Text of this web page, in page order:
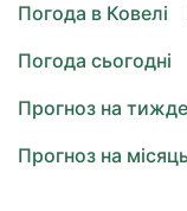
Погода в Ковелі
Погода сьогодні
Прогноз на
Прогноз на